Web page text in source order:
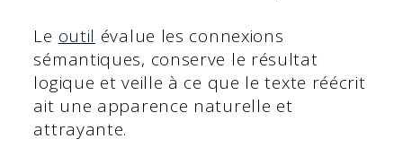
Le outil évalue les connexions
sémantiques, conserve le résultat
logique et veille à ce que le texte réécrit
ait une apparence naturelle et
attrayante.